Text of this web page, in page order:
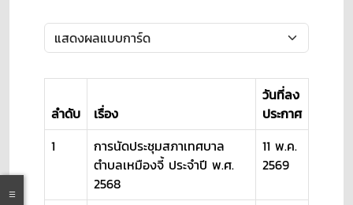
ลำดับ เรื่อง
วันที่ลง
ประกาศ
1
การนัดประชุมสภาเทศบาล
ตำบลเหมืองจี้ ประจำปี พ.ศ.
2568
11 พ.ค.
2569